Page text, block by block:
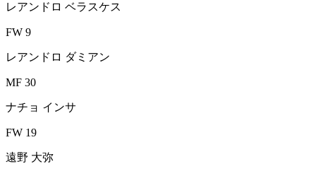
レアンドロ ベラスケス
FW 9
レアンドロ ダミアン
MF 30
ナチョ インサ
FW 19
遠野 大弥